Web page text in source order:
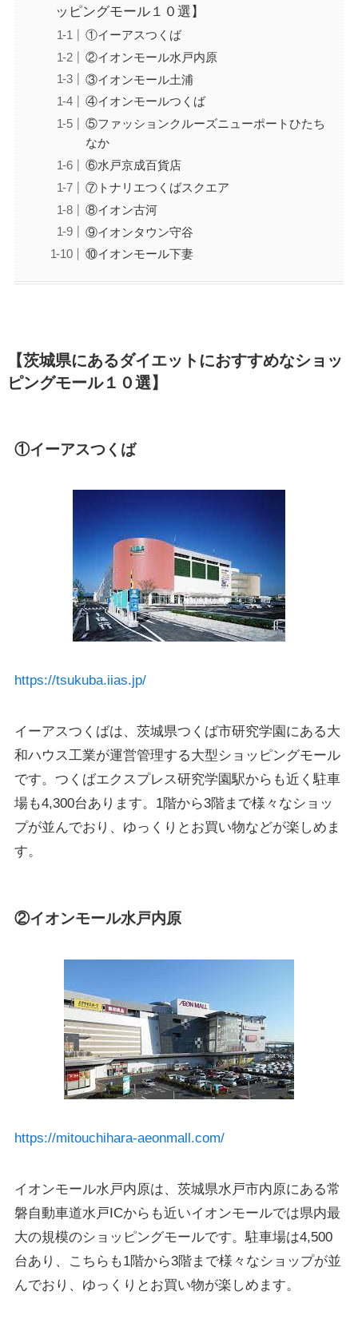
ッピングモール１０選】
①イーアスつくば
②イオンモール水戸内原
③イオンモール土浦
④イオンモールつくば
⑤ファッションクルーズニューポートひたち
なか
⑥水戸京成百貨店
⑦トナリエつくばスクエア
⑧イオン古河
⑨イオンタウン守谷
⑩イオンモール下妻
【茨城県にあるダイエットにおすすめなショッ
ピングモール１０選】
①イーアスつくば
https://tsukuba.iias.jp/
イーアスつくばは、茨城県つくば市研究学園にある大
和ハウス工業が運営管理する大型ショッピングモール
です。つくばエクスプレス研究学園駅からも近く駐車
場も4,300台あります。1階から3階まで様々なショッ
プが並んでおり、ゆっくりとお買い物などが楽しめま
す。
②イオンモール水戸内原
https://mitouchihara-aeonmall.com/
イオンモール水戸内原は、茨城県水戸市内原にある常
磐自動車道水戸ICからも近いイオンモールでは県内最
大の規模のショッピングモールです。駐車場は4,500
台あり、こちらも1階から3階まで様々なショップが並
んでおり、ゆっくりとお買い物が楽しめます。